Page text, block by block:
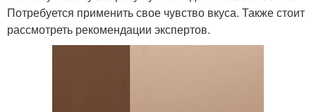
Потребуется применить свое чувство вкуса. Также стоит
рассмотреть рекомендации экспертов.